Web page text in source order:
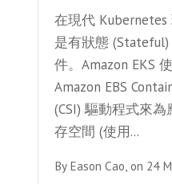
在現代
是有狀態
件。Amazon EKS
Amazon EBS
(CSI) 驅動程式來
存空間 (使用...
By Eason Cao,on 24